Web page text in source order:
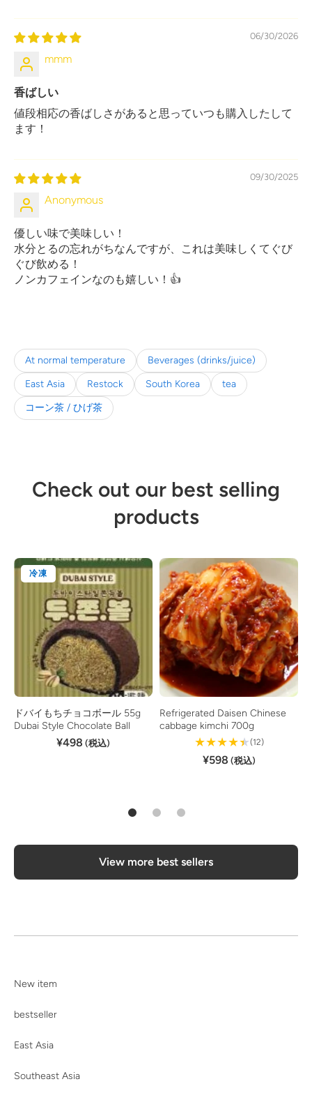
06/30/2026
mmm
香ばしい
値段相応の香ばしさがあると思っていつも購入したして
ます！
09/30/2025
Anonymous
優しい味で美味しい！
水分とるの忘れがちなんですが、これは美味しくてぐび
ぐび飲める！
ノンカフェインなのも嬉しい！👍
At normal temperature
Beverages (drinks/juice)
East Asia
Restock South Korea
tea
コーン茶 / ひげ茶
Check out our best selling
products
冷凍
ドバイもちチョコボール 55g
Dubai Style Chocolate Ball
¥498 (税込)
Refrigerated Daisen Chinese
cabbage kimchi 700g
(12)12
¥598 (税込)
View more best sellers
New item
bestseller
East Asia
Southeast Asia